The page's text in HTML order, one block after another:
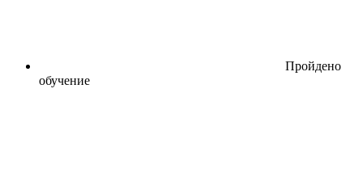
Пройдено
обучение